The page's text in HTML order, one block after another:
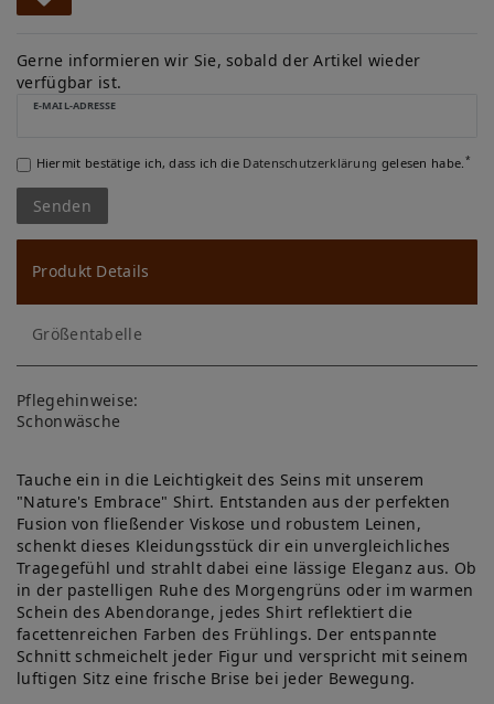
W
u
ns
ch
lis
te
Gerne informieren wir Sie, sobald der Artikel wieder
verfügbar ist.
E-MAIL-ADRESSE
Hiermit bestätige ich, dass ich die Daten­schutz­erklärung gelesen habe.*
Senden
Produkt Details
Größentabelle
Pflegehinweise:
Schonwäsche
Tauche ein in die Leichtigkeit des Seins mit unserem
"Nature's Embrace" Shirt. Entstanden aus der perfekten
Fusion von fließender Viskose und robustem Leinen,
schenkt dieses Kleidungsstück dir ein unvergleichliches
Tragegefühl und strahlt dabei eine lässige Eleganz aus. Ob
in der pastelligen Ruhe des Morgengrüns oder im warmen
Schein des Abendorange, jedes Shirt reflektiert die
facettenreichen Farben des Frühlings. Der entspannte
Schnitt schmeichelt jeder Figur und verspricht mit seinem
luftigen Sitz eine frische Brise bei jeder Bewegung.